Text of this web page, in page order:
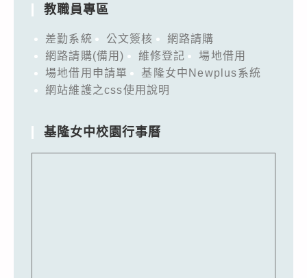
教職員專區
差勤系統 公文簽核
網路請購
網路請購(備用)
維修登記
場地借用
場地借用申請單
基隆女中Newplus系統
網站維護之css使用說明
基隆女中校園行事曆